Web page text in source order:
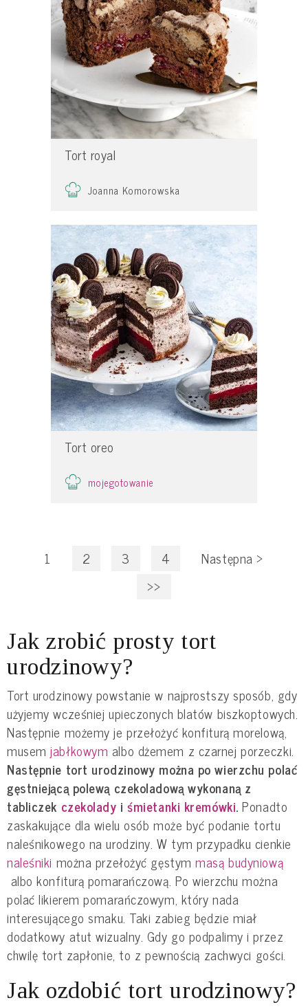
Tort royal
Joanna Komorowska
Tort oreo
mojegotowanie
1 2 3 4 Następna>
>>
Jak zrobić prosty tort
urodzinowy?
Tort urodzinowy powstanie w najprostszy sposób, gdy
użyjemy wcześniej upieczonych blatów biszkoptowych.
Następnie możemy je przełożyć konfiturą morelową,
musemjabłkowym albo dżemem z czarnej porzeczki.
Następnie tort urodzinowy można po wierzchu polać
gęstniejącą polewą czekoladową wykonaną z
tabliczek czekolady iśmietanki kremówki. Ponadto
zaskakujące dla wielu osób może być podanie tortu
naleśnikowego na urodziny. W tym przypadku cienkie
naleśniki można przełożyć gęstymmasą budyniową
albo konfiturą pomarańczową. Po wierzchu można
polać likierem pomarańczowym, który nada
interesującego smaku. Taki zabieg będzie miał
dodatkowy atut wizualny. Gdy go podpalimy i przez
chwilę tort zapłonie, to z pewnością zachwyci gości.
Jak ozdobić tort urodzinowy?